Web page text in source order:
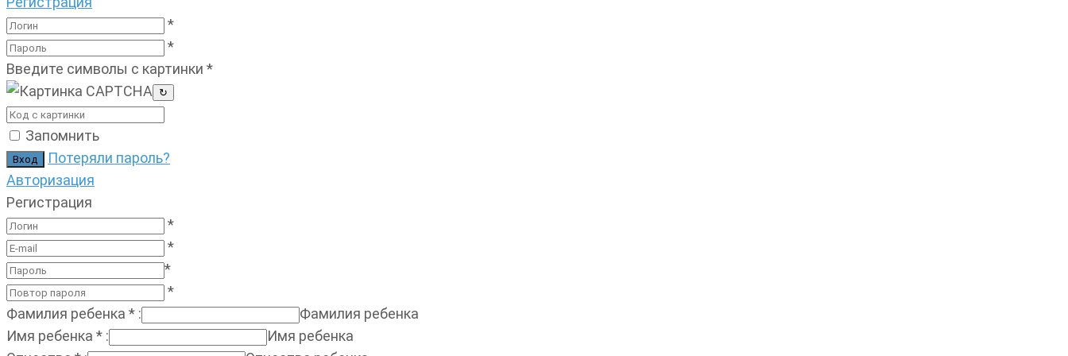
*
*
Введите символы с картинки *
↻
Запомнить
Потеряли пароль?
Авторизация
Регистрация
*
*
*
*
Фамилия ребенка * :
Фамилия ребенка
Имя ребенка * :
Имя ребенка